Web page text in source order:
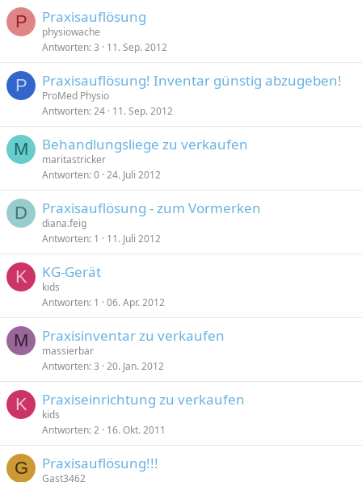
P Praxisauflösung
physiowache
Antworten 3 11. Sep. 2012
P Praxisauflösung! Inventar günstig abzugeben!
ProMed Physio
Antworten 24 11. Sep. 2012
M Behandlungsliege zu verkaufen
maritastricker
Antworten 0 24. Juli 2012
D Praxisauflösung - zum Vormerken
diana.feig
Antworten 1 11. Juli 2012
K KG-Gerät
kids
Antworten 1 06. Apr. 2012
M Praxisinventar zu verkaufen
massierbar
Antworten 3 20. Jan. 2012
K Praxiseinrichtung zu verkaufen
kids
Antworten 2 16. Okt. 2011
G Praxisauflösung!!!
Gast3462